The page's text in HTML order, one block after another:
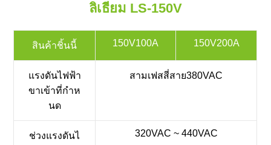
ลิเธียม LS-150V
สินค้าชิ้นนี้ 150V100A 150V200A
แรงดันไฟฟ้า
ขาเข้าที่กำห
นด
สามเฟสสี่สาย380VAC
ช่วงแรงดันไ
320VAC ~ 440VAC